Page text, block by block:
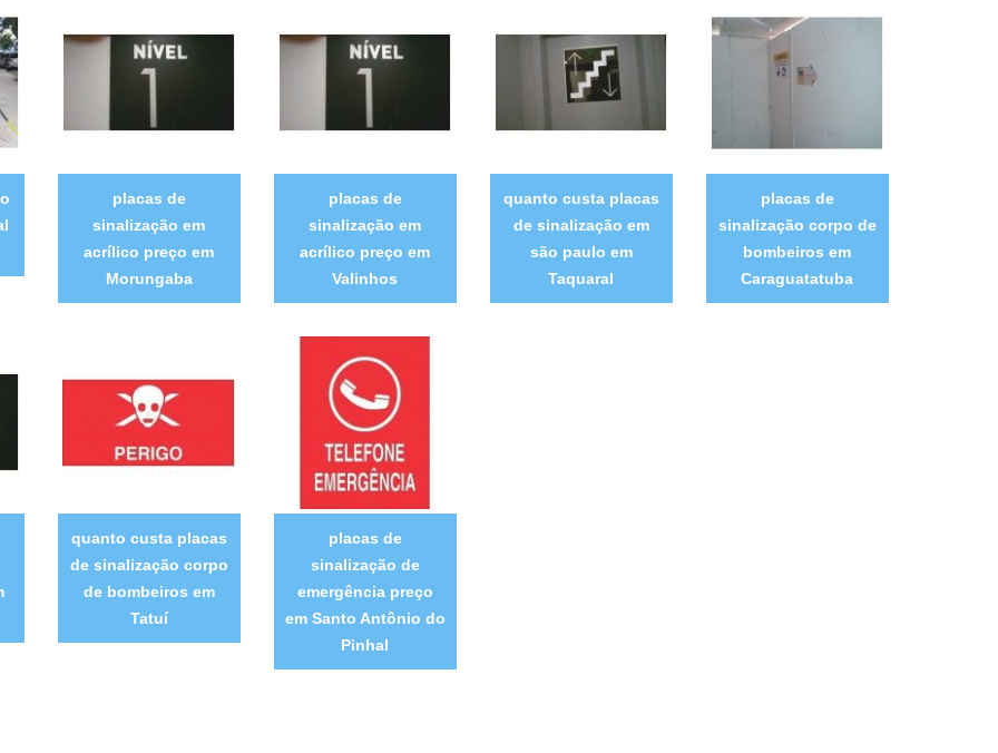
placas de
sinalização em
acrílico preço em
Morungaba
placas de
sinalização em
acrílico preço em
Valinhos
quanto custa placas
de sinalização em
são paulo em
Taquaral
placas de
sinalização corpo de
bombeiros em
Caraguatatuba
quanto custa placas
de sinalização corpo
de bombeiros em
Tatuí
placas de
sinalização de
emergência preço
em Santo Antônio do
Pinhal